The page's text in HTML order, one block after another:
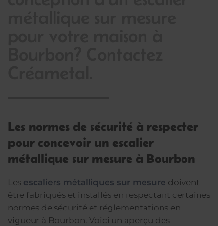
Les normes de sécurité à respecter
pour concevoir un escalier
métallique sur mesure à Bourbon
Les escaliers métalliques sur mesure doivent
être fabriqués et installés en respectant certaines
normes de sécurité et réglementations en
vigueur à Bourbon. Voici un aperçu des